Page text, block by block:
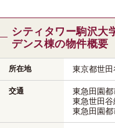
シティタワー駒沢
デンス棟の物件概要
所在地 東京都世田
交通 東急田園都
東急世田谷
東急田園都